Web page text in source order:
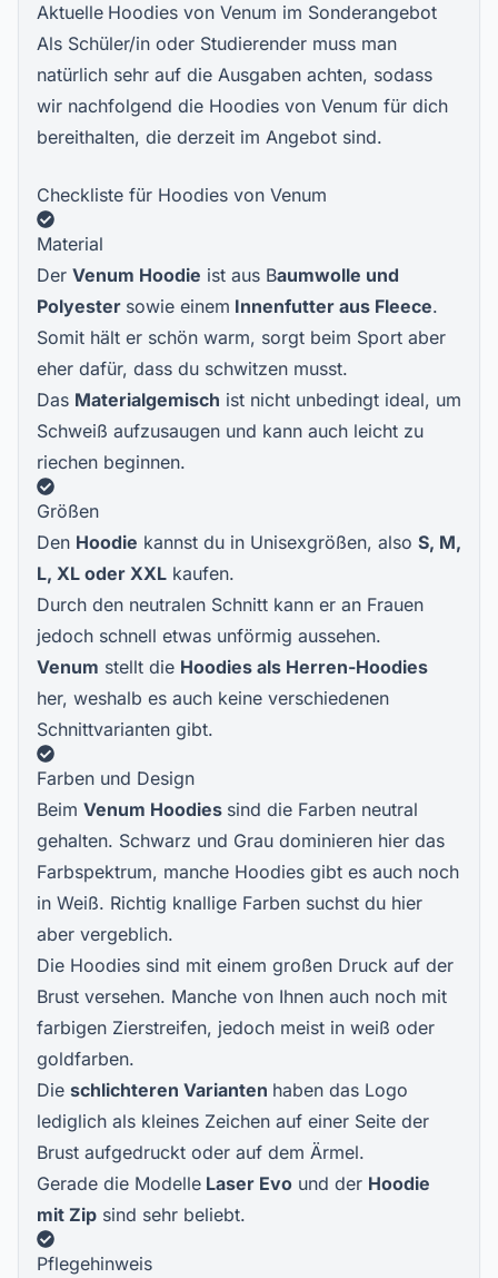
Aktuelle Hoodies von Venum im Sonderangebot
Als Schüler/in oder Studierender muss man
natürlich sehr auf die Ausgaben achten, sodass
wir nachfolgend die Hoodies von Venum für dich
bereithalten, die derzeit im Angebot sind.
Checkliste für Hoodies von Venum
Material
Der Venum Hoodie ist aus Baumwolle und
Polyester sowie einem Innenfutter aus Fleece.
Somit hält er schön warm, sorgt beim Sport aber
eher dafür, dass du schwitzen musst.
Das Materialgemisch ist nicht unbedingt ideal, um
Schweiß aufzusaugen und kann auch leicht zu
riechen beginnen.
Größen
Den Hoodie kannst du in Unisexgrößen, also S, M,
L, XL oder XXL kaufen.
Durch den neutralen Schnitt kann er an Frauen
jedoch schnell etwas unförmig aussehen.
Venum stellt die Hoodies als Herren-Hoodies
her, weshalb es auch keine verschiedenen
Schnittvarianten gibt.
Farben und Design
Beim Venum Hoodies sind die Farben neutral
gehalten. Schwarz und Grau dominieren hier das
Farbspektrum, manche Hoodies gibt es auch noch
in Weiß. Richtig knallige Farben suchst du hier
aber vergeblich.
Die Hoodies sind mit einem großen Druck auf der
Brust versehen. Manche von Ihnen auch noch mit
farbigen Zierstreifen, jedoch meist in weiß oder
goldfarben.
Die schlichteren Varianten haben das Logo
lediglich als kleines Zeichen auf einer Seite der
Brust aufgedruckt oder auf dem Ärmel.
Gerade die Modelle Laser Evo und der Hoodie
mit Zip sind sehr beliebt.
Pflegehinweis